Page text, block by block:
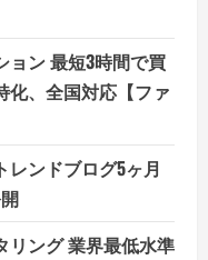
ョン 最短3時間で買
化、全国対応【ファ
ンドブログ5ヶ月
リング 業界最低水準